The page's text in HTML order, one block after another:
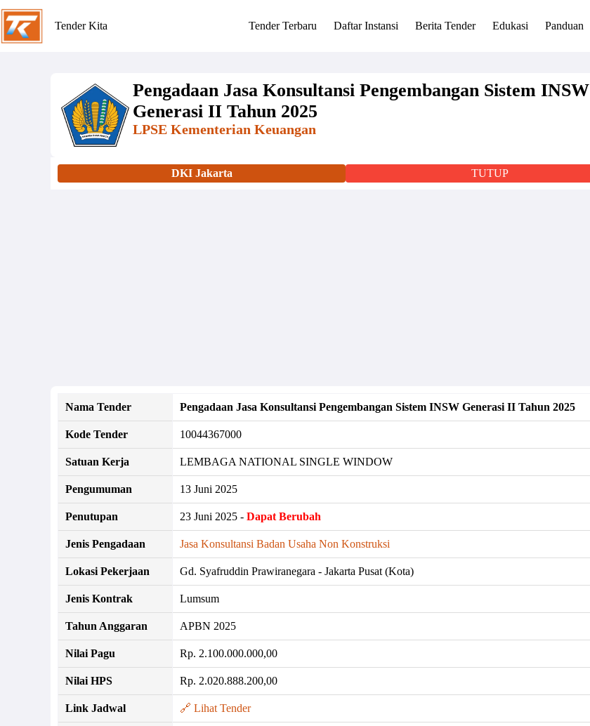
Tender Kita Tender Terbaru Daftar Instansi Berita Tender Edukasi Panduan
Pengadaan Jasa Konsultansi Pengembangan Sistem INSW
Generasi II Tahun 2025
LPSE Kementerian Keuangan
DKI Jakarta TUTUP
Nama Tender Pengadaan Jasa Konsultansi Pengembangan Sistem INSW Generasi II Tahun 2025
Kode Tender 10044367000
Satuan Kerja LEMBAGA NATIONAL SINGLE WINDOW
Pengumuman 13 Juni 2025
Penutupan 23 Juni 2025 - Dapat Berubah
Jenis Pengadaan Jasa Konsultansi Badan Usaha Non Konstruksi
Lokasi Pekerjaan Gd. Syafruddin Prawiranegara - Jakarta Pusat (Kota)
Jenis Kontrak Lumsum
Tahun Anggaran APBN 2025
Nilai Pagu Rp. 2.100.000.000,00
Nilai HPS Rp. 2.020.888.200,00
Link Jadwal 🔗 Lihat Tender